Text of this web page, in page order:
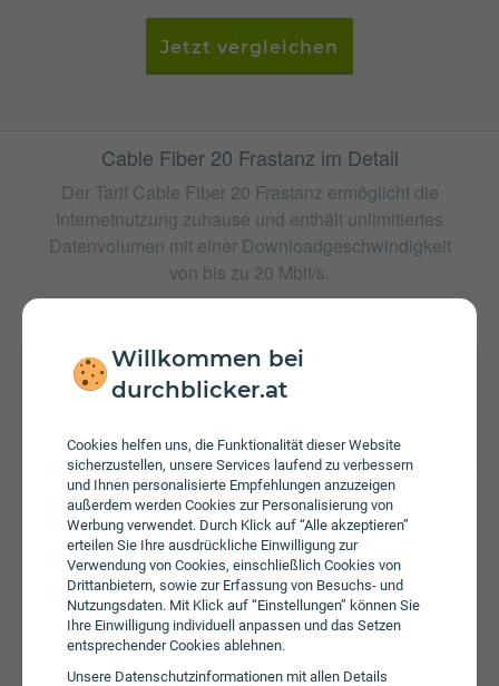
Willkommen bei
durchblicker.at
Cookies helfen uns, die Funktionalität dieser Website
sicherzustellen, unsere Services laufend zu verbessern
und Ihnen personalisierte Empfehlungen anzuzeigen
außerdem werden Cookies zur Personalisierung von
Werbung verwendet. Durch Klick auf “Alle akzeptieren”
erteilen Sie Ihre ausdrückliche Einwilligung zur
Verwendung von Cookies, einschließlich Cookies von
Drittanbietern, sowie zur Erfassung von Besuchs- und
Nutzungsdaten. Mit Klick auf “Einstellungen” können Sie
Ihre Einwilligung individuell anpassen und das Setzen
entsprechender Cookies ablehnen.
Unsere Daten­schutz­informationen mit allen Details
Jetzt vergleichen
Cable Fiber 20 Frastanz im Detail
Der Tarif Cable Fiber 20 Frastanz ermöglicht die
Internetnutzung zuhause und enthält unlimitiertes
Datenvolumen mit einer Downloadgeschwindigkeit
von bis zu 20 Mbit/s.
Beim Tarif Cable Fiber 20 Frastanz fallen monatliche
Gebühren von € 19,99 an. Die jährliche Servicepauschale
beträgt € 22,00.